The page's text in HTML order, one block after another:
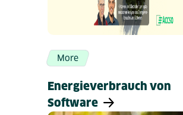
More
Energieverbrauch von
Software